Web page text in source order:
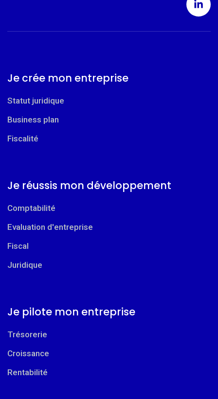
Je crée mon entreprise
Statut juridique
Business plan
Fiscalité
Je réussis mon développement
Comptabilité
Evaluation d'entreprise
Fiscal
Juridique
Je pilote mon entreprise
Trésorerie
Croissance
Rentabilité